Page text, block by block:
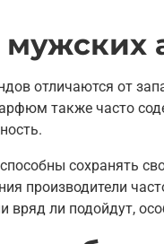
отличаются от
также часто
сохранять
производители
вряд ли подойдут,